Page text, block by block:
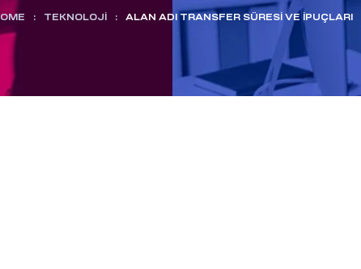
: TEKNOLOJI : ALAN ADI TRANSFER SÜRESI VE İPUÇLARI